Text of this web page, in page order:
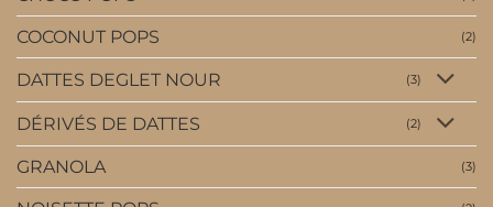
COCONUT POPS (2)
DATTES DEGLET NOUR (3)
DÉRIVÉS DE DATTES (2)
GRANOLA (3)